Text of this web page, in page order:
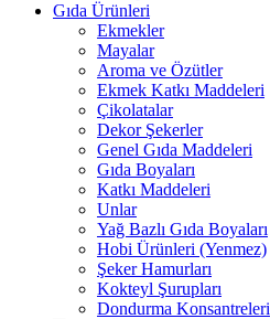
Gıda Ürünleri
Ekmekler
Mayalar
Aroma ve Özütler
Ekmek Katkı Maddeleri
Çikolatalar
Dekor Şekerler
Genel Gıda Maddeleri
Gıda Boyaları
Katkı Maddeleri
Unlar
Yağ Bazlı Gıda Boyaları
Hobi Ürünleri (Yenmez)
Şeker Hamurları
Kokteyl Şurupları
Dondurma Konsantreleri